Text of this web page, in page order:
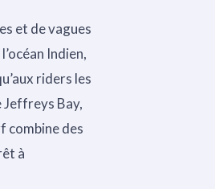
et de vagues
Indien,
riders les
Jeffreys Bay,
combine des
à